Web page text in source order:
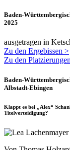
Baden-
2025
ausgetragen in
Zu den Ergebissen >
Zu den
Baden-
Albstadt-Ebingen
Klappt es bei „Alex“
Titelverteidigung?